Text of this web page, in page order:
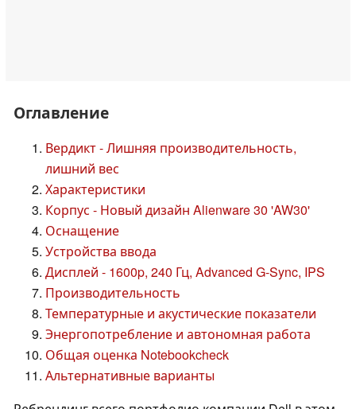
Оглавление
Вердикт - Лишняя производительность,
лишний вес
Характеристики
Корпус - Новый дизайн Alienware 30 'AW30'
Оснащение
Устройства ввода
Дисплей - 1600p, 240 Гц, Advanced G-Sync, IPS
Производительность
Температурные и акустические показатели
Энергопотребление и автономная работа
Общая оценка Notebookcheck
Альтернативные варианты